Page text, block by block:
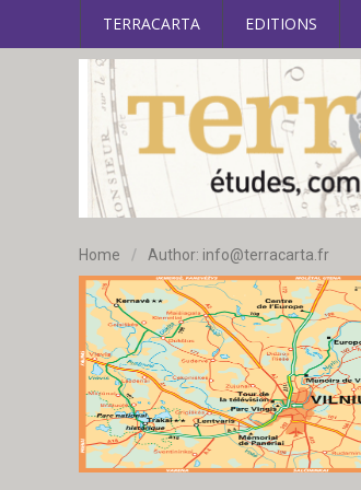
TERRACARTA EDITIONS
Home / Author: info@terracarta.fr